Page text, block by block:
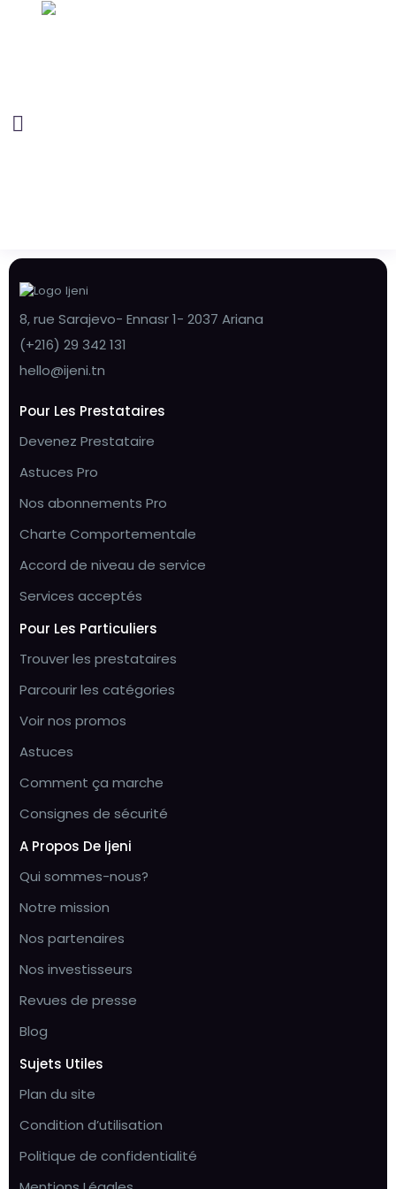
8, rue Sarajevo- Ennasr 1- 2037 Ariana
(+216) 29 342 131
hello@ijeni.tn
Pour Les Prestataires
Devenez Prestataire
Astuces Pro
Nos abonnements Pro
Charte Comportementale
Accord de niveau de service
Services acceptés
Pour Les Particuliers
Trouver les prestataires
Parcourir les catégories
Voir nos promos
Astuces
Comment ça marche
Consignes de sécurité
A Propos De Ijeni
Qui sommes-nous?
Notre mission
Nos partenaires
Nos investisseurs
Revues de presse
Blog
Sujets Utiles
Plan du site
Condition d’utilisation
Politique de confidentialité